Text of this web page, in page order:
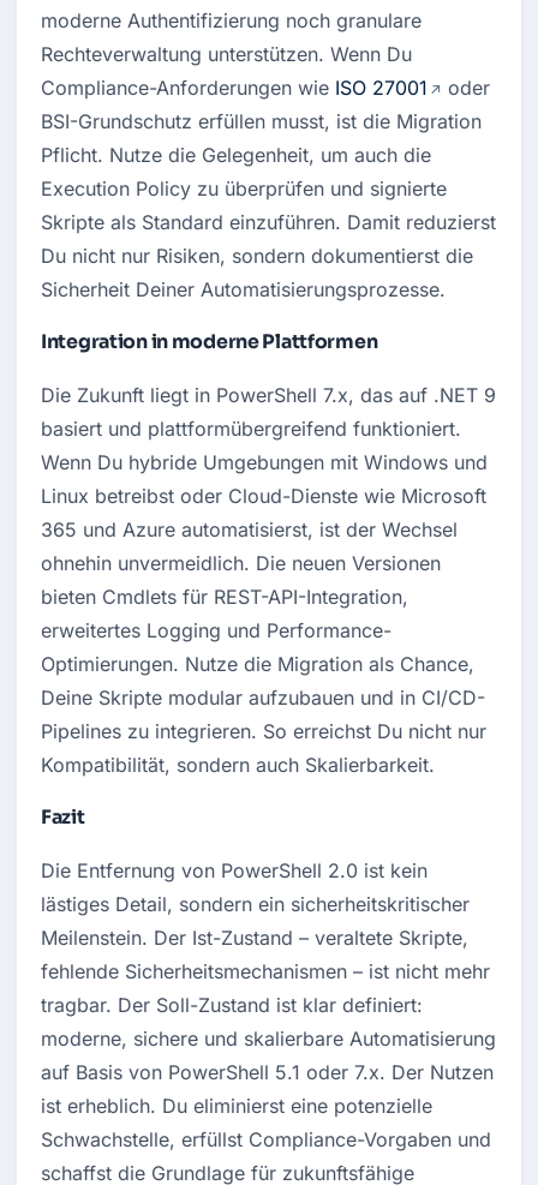
moderne Authentifizierung noch granulare
Rechteverwaltung unterstützen. Wenn Du
Compliance-Anforderungen wie ISO 27001
oder
BSI-Grundschutz erfüllen musst, ist die Migration
Pflicht. Nutze die Gelegenheit, um auch die
Execution Policy zu überprüfen und signierte
Skripte als Standard einzuführen. Damit reduzierst
Du nicht nur Risiken, sondern dokumentierst die
Sicherheit Deiner Automatisierungsprozesse.
Integration in moderne Plattformen
Die Zukunft liegt in PowerShell 7.x, das auf .NET 9
basiert und plattformübergreifend funktioniert.
Wenn Du hybride Umgebungen mit Windows und
Linux betreibst oder Cloud-Dienste wie Microsoft
365 und Azure automatisierst, ist der Wechsel
ohnehin unvermeidlich. Die neuen Versionen
bieten Cmdlets für REST-API-Integration,
erweitertes Logging und Performance-
Optimierungen. Nutze die Migration als Chance,
Deine Skripte modular aufzubauen und in CI/CD-
Pipelines zu integrieren. So erreichst Du nicht nur
Kompatibilität, sondern auch Skalierbarkeit.
Fazit
Die Entfernung von PowerShell 2.0 ist kein
lästiges Detail, sondern ein sicherheitskritischer
Meilenstein. Der Ist-Zustand – veraltete Skripte,
fehlende Sicherheitsmechanismen – ist nicht mehr
tragbar. Der Soll-Zustand ist klar definiert:
moderne, sichere und skalierbare Automatisierung
auf Basis von PowerShell 5.1 oder 7.x. Der Nutzen
ist erheblich. Du eliminierst eine potenzielle
Schwachstelle, erfüllst Compliance-Vorgaben und
schaffst die Grundlage für zukunftsfähige